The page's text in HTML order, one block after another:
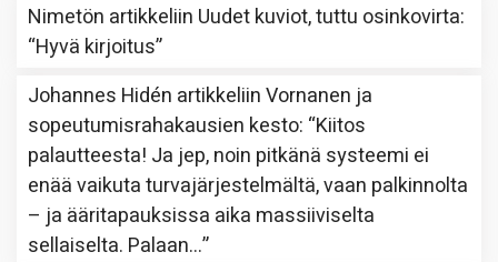
Nimetön artikkeliin Uudet kuviot, tuttu osinkovirta:
“Hyvä kirjoitus”
Johannes Hidén artikkeliinVornanen ja
sopeutumisrahakausien kesto: “Kiitos
palautteesta! Ja jep, noin pitkänä systeemi ei
enää vaikuta turvajärjestelmältä, vaan palkinnolta
– ja ääritapauksissa aika massiiviselta
sellaiselta. Palaan…”